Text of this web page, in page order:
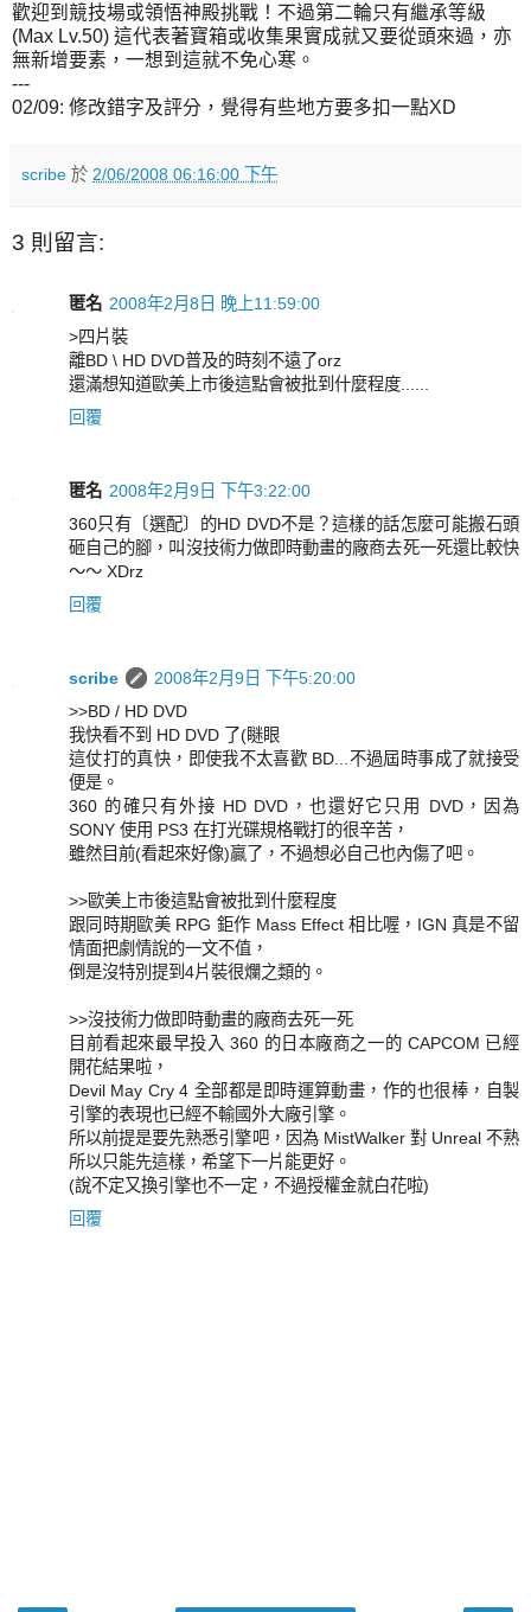
歡迎到競技場或領悟神殿挑戰！不過第二輪只有繼承等級
(Max Lv.50) 這代表著寶箱或收集果實成就又要從頭來過，亦
無新增要素，一想到這就不免心寒。
---
02/09: 修改錯字及評分，覺得有些地方要多扣一點XD
scribe 於 2/06/2008 06:16:00 下午
3 則留言:
匿名 2008年2月8日 晚上11:59:00
>四片裝
離BD \ HD DVD普及的時刻不遠了orz
還滿想知道歐美上市後這點會被批到什麼程度......
回覆
匿名 2008年2月9日 下午3:22:00
360只有〔選配〕的HD DVD不是？這樣的話怎麼可能搬石頭
砸自己的腳，叫沒技術力做即時動畫的廠商去死一死還比較快
～～ XDrz
回覆
scribe
2008年2月9日 下午5:20:00
>>BD / HD DVD
我快看不到 HD DVD 了(瞇眼
這仗打的真快，即使我不太喜歡 BD...不過屆時事成了就接受
便是。
360 的確只有外接 HD DVD，也還好它只用 DVD，因為
SONY 使用 PS3 在打光碟規格戰打的很辛苦，
雖然目前(看起來好像)贏了，不過想必自己也內傷了吧。
>>歐美上市後這點會被批到什麼程度
跟同時期歐美 RPG 鉅作 Mass Effect 相比喔，IGN 真是不留
情面把劇情說的一文不值，
倒是沒特別提到4片裝很爛之類的。
>>沒技術力做即時動畫的廠商去死一死
目前看起來最早投入 360 的日本廠商之一的 CAPCOM 已經
開花結果啦，
Devil May Cry 4 全部都是即時運算動畫，作的也很棒，自製
引擎的表現也已經不輸國外大廠引擎。
所以前提是要先熟悉引擎吧，因為 MistWalker 對 Unreal 不熟
所以只能先這樣，希望下一片能更好。
(說不定又換引擎也不一定，不過授權金就白花啦)
回覆